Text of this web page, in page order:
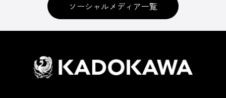
ソーシャルメディア一覧